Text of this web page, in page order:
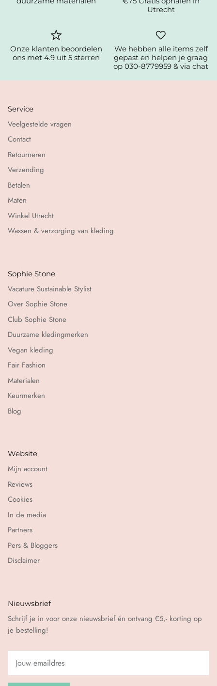
Utrecht
Onze klanten beoordelen
ons met 4.9 uit 5 sterren
We hebben alle items zelf
gepast en helpen je graag
op 030-8779959 & via chat
Service
Veelgestelde vragen
Contact
Retourneren
Verzending
Betalen
Maten
Winkel Utrecht
Wassen & verzorging van kleding
Sophie Stone
Vacature Sustainable Stylist
Over Sophie Stone
Club Sophie Stone
Duurzame kledingmerken
Vegan kleding
Fair Fashion
Materialen
Keurmerken
Blog
Website
Mijn account
Reviews
Cookies
In de media
Partners
Pers & Bloggers
Disclaimer
Nieuwsbrief
Schrijf je in voor onze nieuwsbrief én ontvang €5,- korting op
je bestelling!